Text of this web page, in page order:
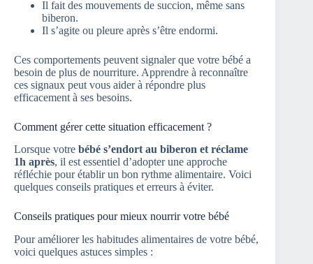
Il fait des mouvements de succion, même sans
biberon.
Il s’agite ou pleure après s’être endormi.
Ces comportements peuvent signaler que votre bébé a
besoin de plus de nourriture. Apprendre à reconnaître
ces signaux peut vous aider à répondre plus
efficacement à ses besoins.
Comment gérer cette situation efficacement ?
Lorsque votre bébé s’endort au biberon et réclame
1h après, il est essentiel d’adopter une approche
réfléchie pour établir un bon rythme alimentaire. Voici
quelques conseils pratiques et erreurs à éviter.
Conseils pratiques pour mieux nourrir votre bébé
Pour améliorer les habitudes alimentaires de votre bébé,
voici quelques astuces simples :